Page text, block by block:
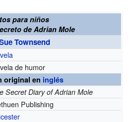
para niños
de Adrian Mole
Townsend
de humor
original en inglés
Secret Diary of Adrian Mole
Publishing